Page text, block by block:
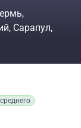
Сарапул